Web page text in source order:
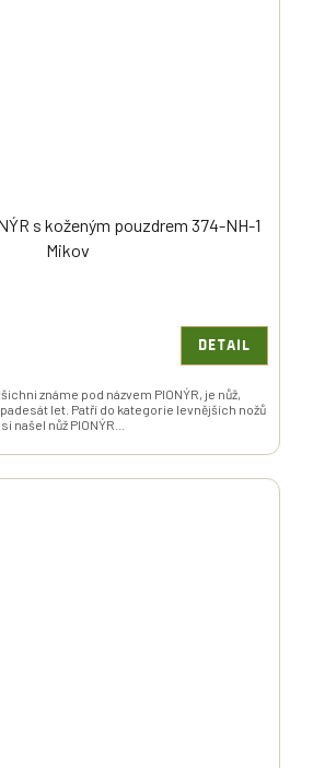
s koženým pouzdrem 374-NH-1
Mikov
DETAIL
známe pod názvem PIONÝR, je nůž,
let. Patří do kategorie levnějších nožů
našel nůž PIONÝR...